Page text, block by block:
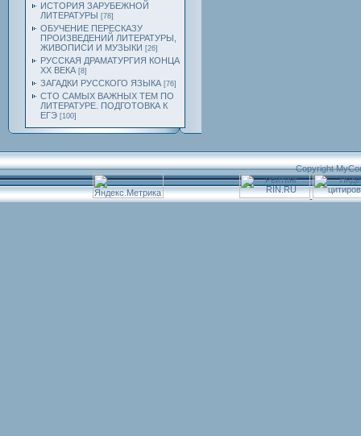
ИСТОРИЯ ЗАРУБЕЖНОЙ
ЛИТЕРАТУРЫ [78]
ОБУЧЕНИЕ ПЕРЕСКАЗУ
ПРОИЗВЕДЕНИЙ ЛИТЕРАТУРЫ,
ЖИВОПИСИ И МУЗЫКИ [26]
РУССКАЯ ДРАМАТУРГИЯ КОНЦА
ХХ ВЕКА [8]
ЗАГАДКИ РУССКОГО ЯЗЫКА [76]
СТО САМЫХ ВАЖНЫХ ТЕМ ПО
ЛИТЕРАТУРЕ. ПОДГОТОВКА К
ЕГЭ [100]
Copyright